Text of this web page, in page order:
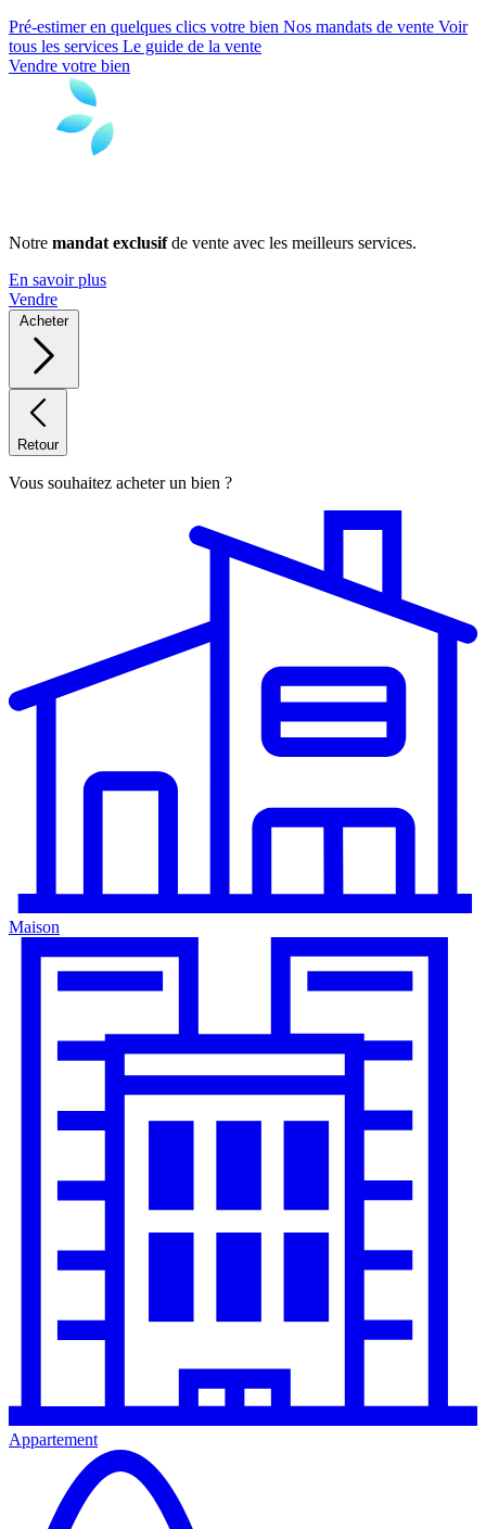
Pré-estimer en quelques clics votre bien Nos mandats de vente Voir
tous les services Le guide de la vente
Vendre votre bien
Notre mandat exclusifde vente avec les meilleurs services.
En savoir plus
Vendre
Acheter
Retour
Vous souhaitez acheter un bien ?
Maison
Appartement